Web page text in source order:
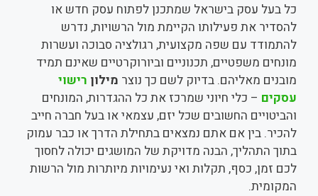
כל בעל עסק בישראל שמתכנן לפתוח עסק חדש או
להסדיר את פעילותו הקיימת מול הרשויות, נדרש
להתמודד עם שפה מקצועית, רגולציה סבוכה ועשרות
מונחים משפטיים, תכנוניים וביורוקרטיים שאינם תמיד
מובנים מאליהם. בדיוק לשם כך נוצר מילון רישוי
עסקים – כלי חיוני שמרכז את כל ההגדרות, המונחים
והביטויים החשובים שכל יזם, עצמאי או בעל חברה חייב
להכיר. בין אם אתם נמצאים בתחילת הדרך או כבר עמוק
בתוך התהליך, הבנה מדויקת של המושגים יכולה לחסוך
לכם זמן, כסף, תקלות ואי נעימויות מיותרות מול הרשות
המקומית.